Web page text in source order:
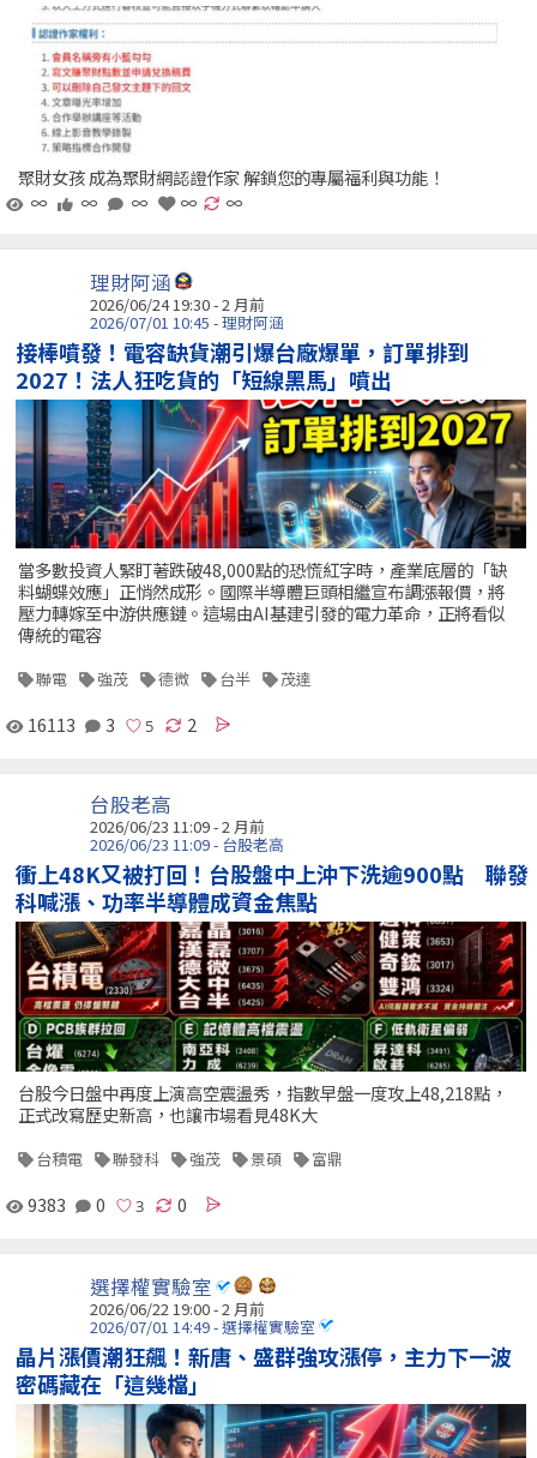
聚財女孩 成為聚財網認證作家 解鎖您的專屬福利與功能！
∞
∞ ∞ ∞ ∞
理財阿涵
2026/06/24 19:30 - 2 月前
2026/07/01 10:45 - 理財阿涵
接棒噴發！電容缺貨潮引爆台廠爆單，訂單排到
2027！法人狂吃貨的「短線黑馬」噴出
當多數投資人緊盯著跌破48,000點的恐慌紅字時，產業底層的「缺
料蝴蝶效應」正悄然成形。國際半導體巨頭相繼宣布調漲報價，將
壓力轉嫁至中游供應鏈。這場由AI基建引發的電力革命，正將看似
傳統的電容
聯電 強茂 德微 台半 茂達
16113 3 2
台股老高
2026/06/23 11:09 - 2 月前
2026/06/23 11:09 - 台股老高
衝上48K又被打回！台股盤中上沖下洗逾900點 聯發
科喊漲、功率半導體成資金焦點
台股今日盤中再度上演高空震盪秀，指數早盤一度攻上48,218點，
正式改寫歷史新高，也讓市場看見48K大
台積電 聯發科 強茂 景碩 富鼎
9383 0 0
選擇權實驗室
2026/06/22 19:00 - 2 月前
2026/07/01 14:49 - 選擇權實驗室
晶片漲價潮狂飆！新唐、盛群強攻漲停，主力下一波
密碼藏在「這幾檔」